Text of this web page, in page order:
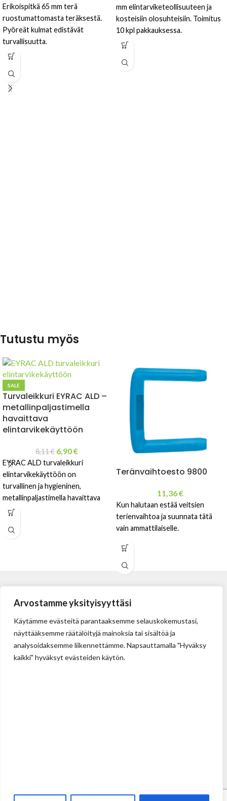
Arvostamme yksityisyyttäsi
Käytämme evästeitä parantaaksemme selauskokemustasi,
näyttääksemme räätälöityjä mainoksia tai sisältöä ja
analysoidaksemme liikennettämme. Napsauttamalla "Hyväksy
kaikki" hyväksyt evästeiden käytön.
Erikoispitkä 65 mm terä
ruostumattomasta teräksestä.
Pyöreät kulmat edistävät
turvallisuutta.
mm elintarviketeollisuuteen ja
kosteisiin olosuhteisiin. Toimitus
10 kpl pakkauksessa.
Tutustu myös
SALE
Turvaleikkuri EYRAC ALD –
metallinpaljastimella
havaittava
elintarvikekäyttöön
8,11€ 6,90€
EYRAC ALD turvaleikkuri
elintarvikekäyttöön on
turvallinen ja hygieninen,
metallinpaljastimella havaittava
ratkaisu pakkausteollisuuteen ja
ergonominen ja
Teränvaihtoesto 9800
11,36€
Kun halutaan estää veitsien
terienvaihtoa ja suunnata tätä
vain ammattilaiselle.
Tehdas